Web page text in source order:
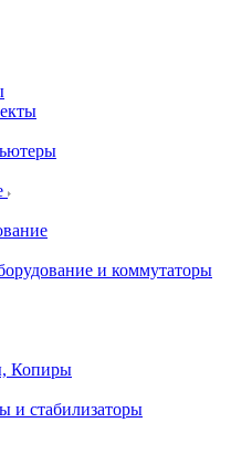
и коммутаторы
Копиры
и стабилизаторы